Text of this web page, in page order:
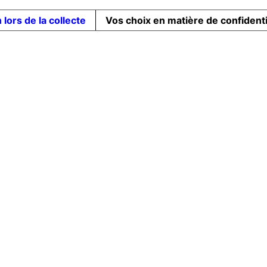
lors de la collecte Vos choix en matière de